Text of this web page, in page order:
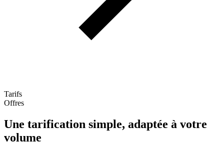
Tarifs
Offres
Une tarification simple, adaptée à votre
volume